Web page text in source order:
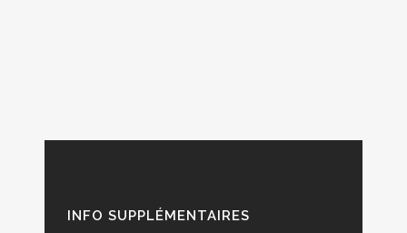
INFO SUPPLÉMENTAIRES